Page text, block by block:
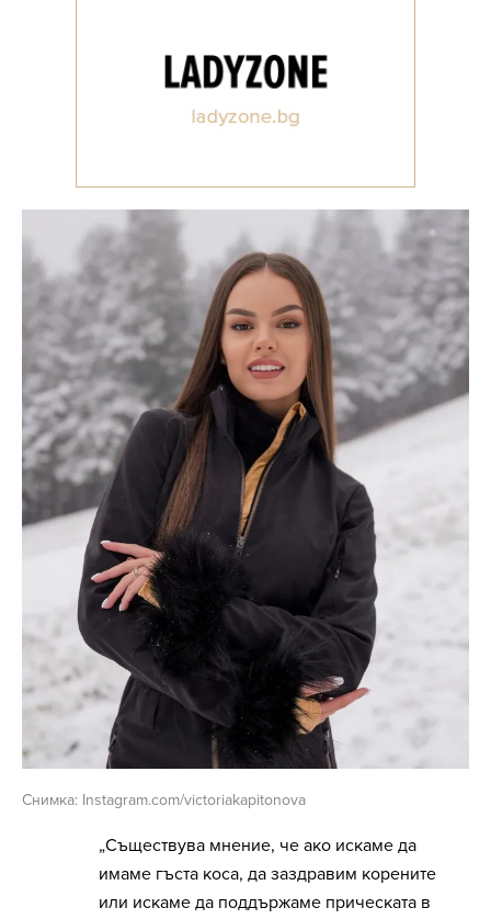
Снимка: Instagram.com/victoriakapitonova
„Съществува мнение, че ако искаме да
имаме гъста коса, да заздравим корените
или искаме да поддържаме прическата в